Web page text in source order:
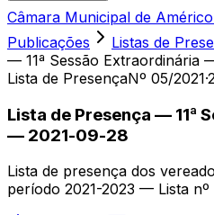
Câmara Municipal de
Publicações
Listas de
— 11ª Sessão Extraordinária
Lista de PresençaNº 05/2021·
Lista de Presença — 11ª
— 2021-09-28
Lista de presença dos
período 2021-2023 — Lista nº